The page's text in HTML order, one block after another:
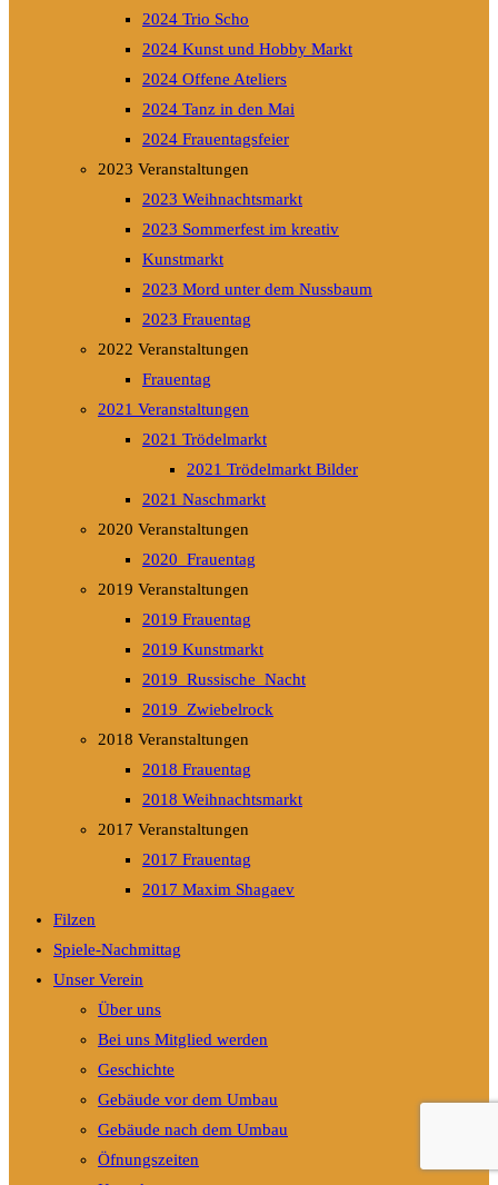
2024 Trio Scho
2024 Kunst und Hobby Markt
2024 Offene Ateliers
2024 Tanz in den Mai
2024 Frauentagsfeier
2023 Veranstaltungen
2023 Weihnachtsmarkt
2023 Sommerfest im kreativ
Kunstmarkt
2023 Mord unter dem Nussbaum
2023 Frauentag
2022 Veranstaltungen
Frauentag
2021 Veranstaltungen
2021 Trödelmarkt
2021 Trödelmarkt Bilder
2021 Naschmarkt
2020 Veranstaltungen
2020_Frauentag
2019 Veranstaltungen
2019 Frauentag
2019 Kunstmarkt
2019_Russische_Nacht
2019_Zwiebelrock
2018 Veranstaltungen
2018 Frauentag
2018 Weihnachtsmarkt
2017 Veranstaltungen
2017 Frauentag
2017 Maxim Shagaev
Filzen
Spiele-Nachmittag
Unser Verein
Über uns
Bei uns Mitglied werden
Geschichte
Gebäude vor dem Umbau
Gebäude nach dem Umbau
Öfnungszeiten